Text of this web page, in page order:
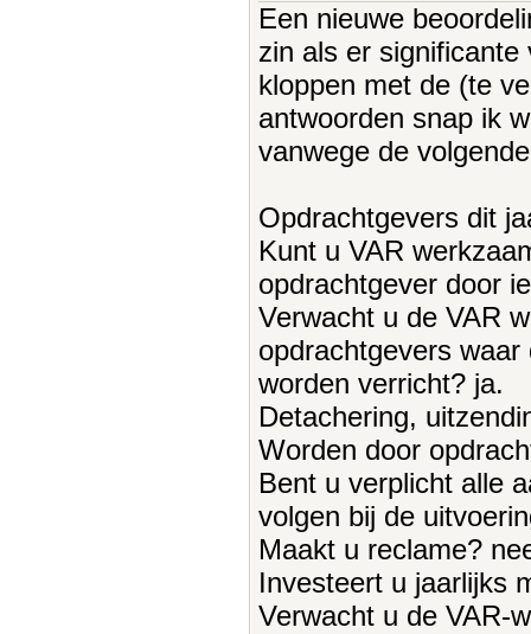
Een nieuwe
zin als er
kloppen met de (te
antwoorden snap ik
vanwege de
Opdrachtgevers dit
Kunt u VAR
opdrachtgever door
Verwacht u de VAR
opdrachtgevers
worden verricht? ja.
Detachering,
Worden door
Bent u verplicht alle
volgen bij de
Maakt u reclame?
Investeert u jaarlijks
Verwacht u de VAR-